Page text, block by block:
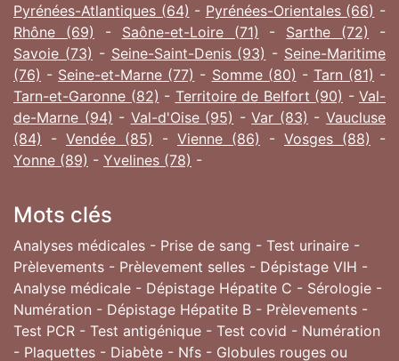
Pyrénées-Atlantiques (64) - Pyrénées-Orientales (66) -
Rhône (69) - Saône-et-Loire (71) - Sarthe (72)
-
Savoie (73) - Seine-Saint-Denis (93) - Seine-Maritime
(76) - Seine-et-Marne (77) - Somme (80) - Tarn (81) -
Tarn-et-Garonne (82) - Territoire de Belfort (90) - Val-
de-Marne (94) - Val-d'Oise (95) -Var (83) -Vaucluse
(84) - Vendée (85) - Vienne (86) - Vosges (88) -
Yonne (89) - Yvelines (78) -
Mots clés
Analyses médicales - Prise de sang - Test urinaire -
Prèlevements - Prèlevement selles - Dépistage VIH -
Analyse médicale - Dépistage Hépatite C - Sérologie -
Numération - Dépistage Hépatite B - Prèlevements -
Test PCR - Test antigénique - Test covid - Numération
- Plaquettes - Diabète - Nfs - Globules rouges ou